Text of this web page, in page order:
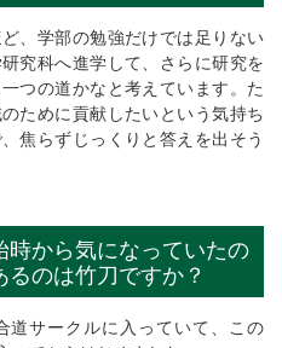
、学部の勉強だけでは足りない
究科へ進学して、さらに研究を
つの道かなと考えています。た
ために貢献したいという気持ち
焦らずじっくりと答えを出そう
時から気になっていたの
のは竹刀ですか？
道サークルに入っていて、この